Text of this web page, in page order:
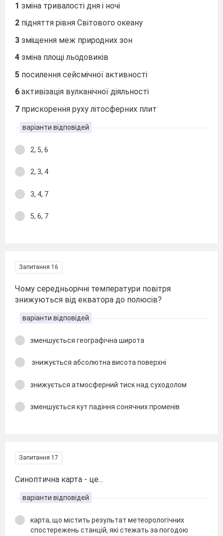
1 зміна тривалості дня і ночі
2 підняття рівня Світового океану
3 зміщення меж природних зон
4 зміна площі льодовиків
5 посилення сейсмічної активності
6 активізація вулканічної діяльності
7 прискорення руху літосферних плит
варіанти відповідей
2, 5, 6
2, 3, 4
3, 4, 7
5, 6, 7
Запитання 16
Чому середньорічні температури повітря
знижуються від екватора до полюсів?
варіанти відповідей
зменшується географічна широта
знижується абсолютна висота поверхні
знижується атмосферний тиск над суходолом
зменшується кут падіння сонячних променів
Запитання 17
Синоптична карта - це...
варіанти відповідей
карта, що містить результат метеорологічних
спостережень станцій, які стежать за погодою